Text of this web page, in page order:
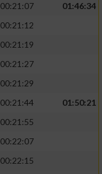
00:21:07
01:46:34
00:21:12
00:21:19
00:21:27
00:21:29
00:21:44
01:50:21
00:21:55
00:22:07
00:22:15